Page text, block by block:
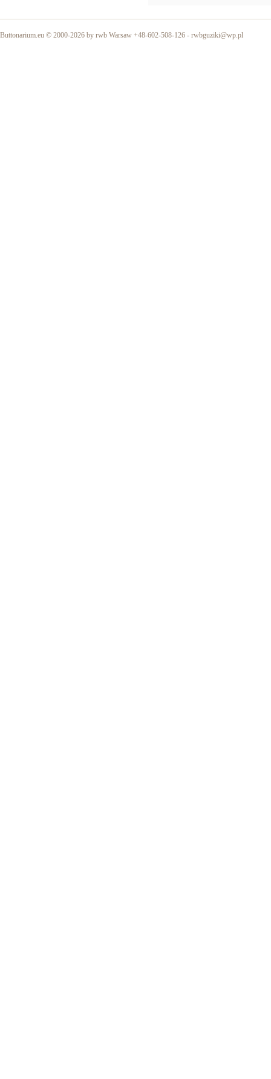
Buttonarium.eu © 2000-2026 by rwb Warsaw +48-602-508-126 - rwbguziki@wp.pl